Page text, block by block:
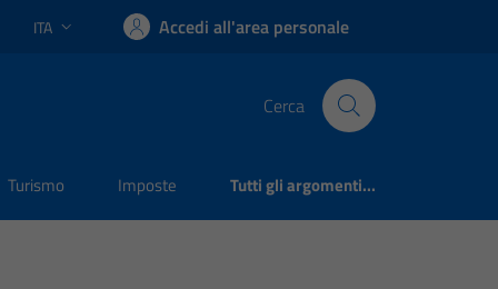
Lingua attiva:
ITA Accedi all'area personale
Cerca
Turismo Imposte Tutti gli argomenti...